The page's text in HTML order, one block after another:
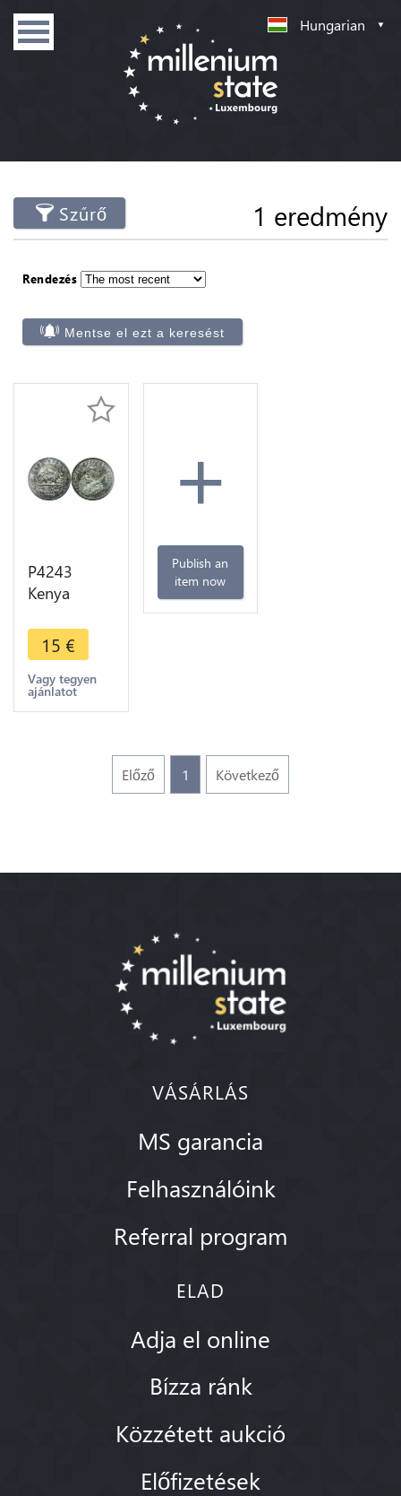
Hungarian
Szűrő 1 eredmény
Rendezés
Mentse el ezt a keresést
P4243
Kenya
Africa
Shilling
George VI
1924 Silver
15 €
Vagy tegyen
ajánlatot
+
Publish an
item now
Előző 1 Következő
VÁSÁRLÁS
MS garancia
Felhasználóink
Referral program
ELAD
Adja el online
Bízza ránk
Közzétett aukció
Előfizetések